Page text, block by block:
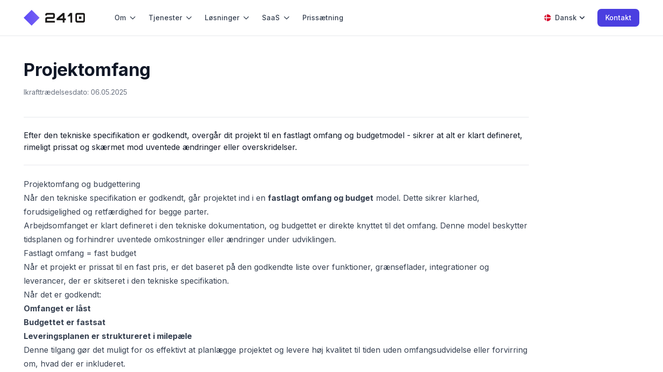
Om Tjenester Løsninger SaaS Prissætning Dansk Kontakt
Projektomfang
Ikrafttrædelsesdato: 06.05.2025
Efter den tekniske specifikation er godkendt, overgår dit projekt til en fastlagt omfang og budgetmodel - sikrer at alt er klart defineret,
rimeligt prissat og skærmet mod uventede ændringer eller overskridelser.
Projektomfang og budgettering
Når den tekniske specifikation er godkendt, går projektet ind i en fastlagt omfang og budget model. Dette sikrer klarhed,
forudsigelighed og retfærdighed for begge parter.
Arbejdsomfanget er klart defineret i den tekniske dokumentation, og budgettet er direkte knyttet til det omfang. Denne model beskytter
tidsplanen og forhindrer uventede omkostninger eller ændringer under udviklingen.
Fastlagt omfang = fast budget
Når et projekt er prissat til en fast pris, er det baseret på den godkendte liste over funktioner, grænseflader, integrationer og
leverancer, der er skitseret i den tekniske specifikation.
Når det er godkendt:
Omfanget er låst
Budgettet er fastsat
Leveringsplanen er struktureret i milepæle
Denne tilgang gør det muligt for os effektivt at planlægge projektet og levere høj kvalitet til tiden uden omfangsudvidelse eller forvirring
om, hvad der er inkluderet.